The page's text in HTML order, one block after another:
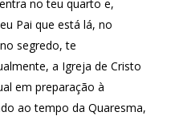
no teu quarto e,
Pai que está lá, no
segredo, te
a Igreja de Cristo
em preparação à
ao tempo da Quaresma,